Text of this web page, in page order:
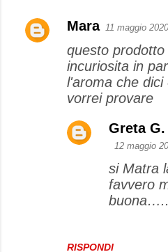
Mara 11 maggio
questo
incuriosita in
l'aroma che dici
vorrei provare
RISPONDI
Greta G.
12 maggio
si Matra
favvero
buona…..